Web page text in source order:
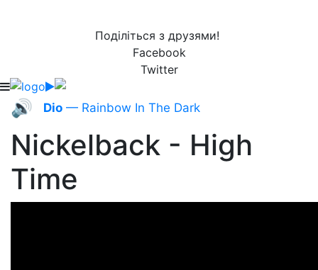
Поділіться з друзями!
Facebook
Twitter
🔊 Dio — Rainbow In The Dark
Nickelback - High
Time